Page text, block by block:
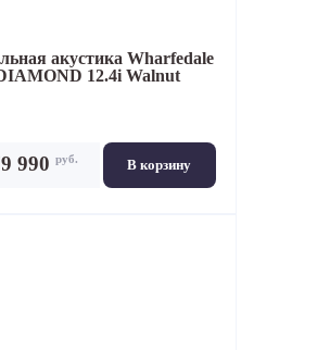
акустика Wharfedale
12.4i Walnut
В корзину
990 руб.